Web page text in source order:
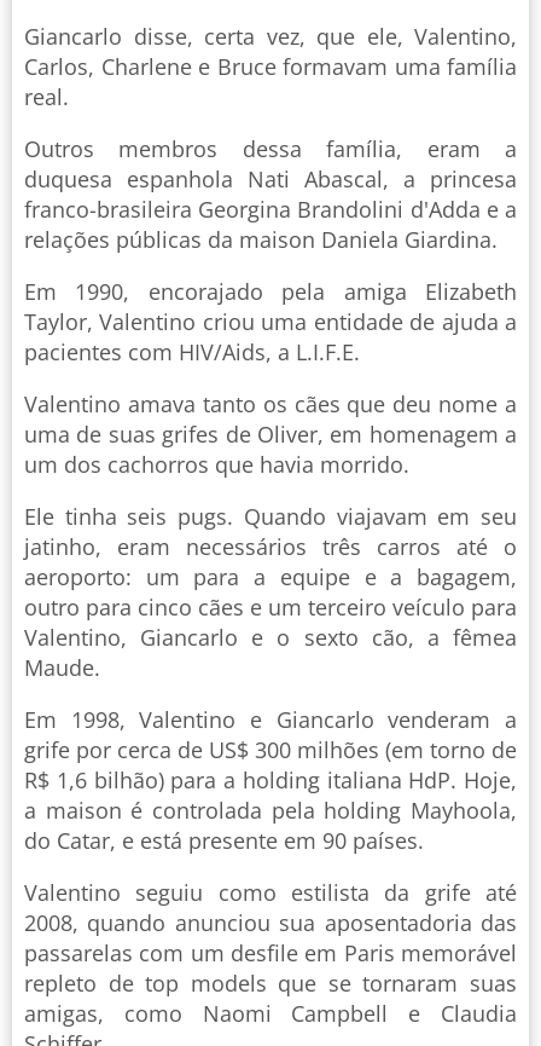
Giancarlo disse, certa vez, que ele, Valentino,
Carlos, Charlene e Bruce formavam uma família
real.
Outros membros dessa família, eram a
duquesa espanhola Nati Abascal, a princesa
franco-brasileira Georgina Brandolini d'Adda e a
relações públicas da maison Daniela Giardina.
Em 1990, encorajado pela amiga Elizabeth
Taylor, Valentino criou uma entidade de ajuda a
pacientes com HIV/Aids, a L.I.F.E.
Valentino amava tanto os cães que deu nome a
uma de suas grifes de Oliver, em homenagem a
um dos cachorros que havia morrido.
Ele tinha seis pugs. Quando viajavam em seu
jatinho, eram necessários três carros até o
aeroporto: um para a equipe e a bagagem,
outro para cinco cães e um terceiro veículo para
Valentino, Giancarlo e o sexto cão, a fêmea
Maude.
Em 1998, Valentino e Giancarlo venderam a
grife por cerca de US$ 300 milhões (em torno de
R$ 1,6 bilhão) para a holding italiana HdP. Hoje,
a maison é controlada pela holding Mayhoola,
do Catar, e está presente em 90 países.
Valentino seguiu como estilista da grife até
2008, quando anunciou sua aposentadoria das
passarelas com um desfile em Paris memorável
repleto de top models que se tornaram suas
amigas, como Naomi Campbell e Claudia